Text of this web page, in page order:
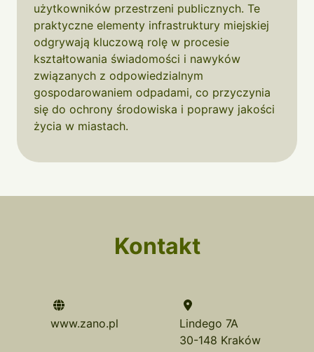
użytkowników przestrzeni publicznych. Te
praktyczne elementy infrastruktury miejskiej
odgrywają kluczową rolę w procesie
kształtowania świadomości i nawyków
związanych z odpowiedzialnym
gospodarowaniem odpadami, co przyczynia
się do ochrony środowiska i poprawy jakości
życia w miastach.
Kontakt
www.zano.pl
Lindego 7A
30-148 Kraków